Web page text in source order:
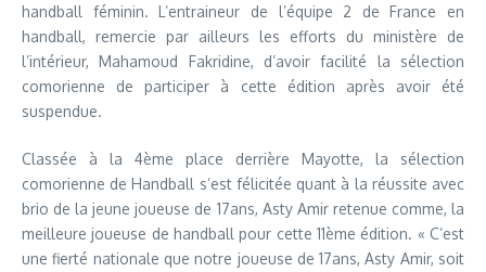
handball féminin. L’entraineur de l’équipe 2 de France en
handball, remercie par ailleurs les efforts du ministère de
l’intérieur, Mahamoud Fakridine, d’avoir facilité la sélection
comorienne de participer à cette édition après avoir été
suspendue.
Classée à la 4ème place derrière Mayotte, la sélection
comorienne de Handball s’est félicitée quant à la réussite avec
brio de la jeune joueuse de 17ans, Asty Amir retenue comme, la
meilleure joueuse de handball pour cette 11ème édition. « C’est
une fierté nationale que notre joueuse de 17ans, Asty Amir, soit